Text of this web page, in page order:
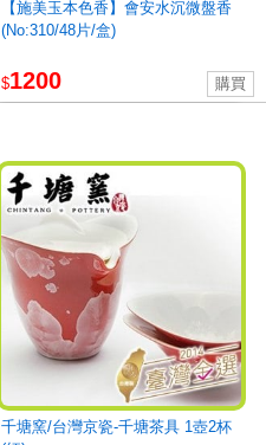
【施美玉本色香】會安水沉微盤香
(No:310/48片/盒)
$1200
千塘窯/台灣京瓷-千塘茶具 1壺2杯